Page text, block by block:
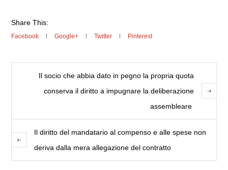
Share This:
Facebook Google+ Twitter Pinterest
Il socio che abbia dato in pegno la propria quota
conserva il diritto a impugnare la deliberazione
assembleare
Il diritto del mandatario al compenso e alle spese non
deriva dalla mera allegazione del contratto